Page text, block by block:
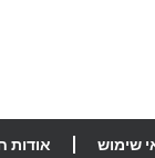
שימוש אודות